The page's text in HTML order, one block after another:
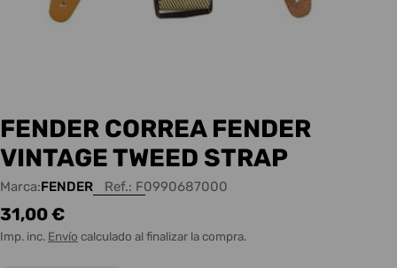
FENDER CORREA FENDER
VINTAGE TWEED STRAP
Marca:FENDER Ref.: F0990687000
Precio
habitual
31,00 €
Imp. inc. Envío calculado al finalizar la compra.